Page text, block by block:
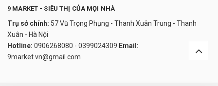
9 MARKET - SIÊU THỊ CỦA MỌI NHÀ
Trụ sở chính: 57 Vũ Trọng Phụng - Thanh Xuân Trung - Thanh
Xuân - Hà Nội
Hotline: 0906268080 - 0399024309 Email:
9market.vn@gmail.com
Rowenta Eclipse QU5030F0 2 in 1
8.800.000₫